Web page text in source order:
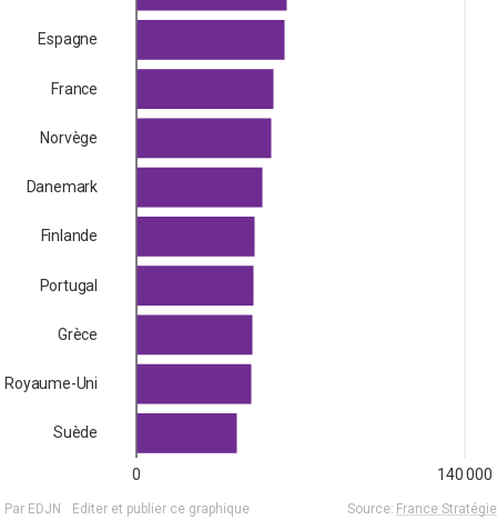
140 000
0
Source: France Stratégie
Editer et publier ce graphique
Par EDJN
Espagne
France
Norvège
Danemark
Finlande
Portugal
Grèce
Royaume-Uni
Suède